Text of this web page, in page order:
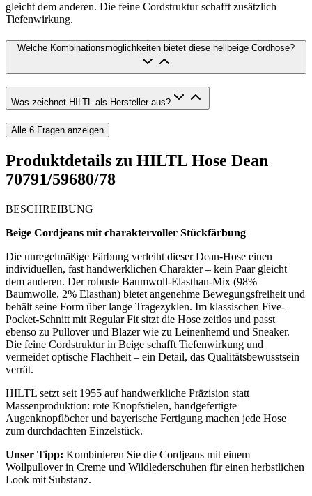
gleicht dem anderen. Die feine Cordstruktur schafft zusätzlich
Tiefenwirkung.
Welche Kombinationsmöglichkeiten bietet diese hellbeige Cordhose?
Was zeichnet HILTL als Hersteller aus?
Alle 6 Fragen anzeigen
Produktdetails zu HILTL Hose Dean
70791/59680/78
BESCHREIBUNG
Beige Cordjeans mit charaktervoller Stückfärbung
Die unregelmäßige Färbung verleiht dieser Dean-Hose einen
individuellen, fast handwerklichen Charakter – kein Paar gleicht
dem anderen. Der robuste Baumwoll-Elasthan-Mix (98%
Baumwolle, 2% Elasthan) bietet angenehme Bewegungsfreiheit und
behält seine Form über lange Tragezyklen. Im klassischen Five-
Pocket-Schnitt mit Regular Fit sitzt die Hose zeitlos und passt
ebenso zu Pullover und Blazer wie zu Leinenhemd und Sneaker.
Die feine Cordstruktur in Beige schafft Tiefenwirkung und
vermeidet optische Flachheit – ein Detail, das Qualitätsbewusstsein
verrät.
HILTL setzt seit 1955 auf handwerkliche Präzision statt
Massenproduktion: rote Knopfstielen, handgefertigte
Augenknopflöcher und bayerische Fertigung machen jede Hose
zum durchdachten Einzelstück.
Unser Tipp: Kombinieren Sie die Cordjeans mit einem
Wollpullover in Creme und Wildlederschuhen für einen herbstlichen
Look mit Substanz.